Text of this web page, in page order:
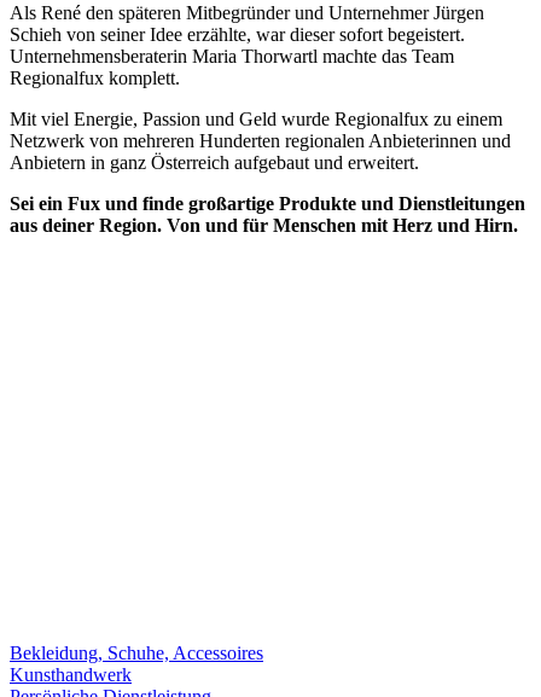
Als René den späteren Mitbegründer und Unternehmer Jürgen
Schieh von seiner Idee erzählte, war dieser sofort begeistert.
Unternehmensberaterin Maria Thorwartl machte das Team
Regionalfux komplett.
Mit viel Energie, Passion und Geld wurde Regionalfux zu einem
Netzwerk von mehreren Hunderten regionalen Anbieterinnen und
Anbietern in ganz Österreich aufgebaut und erweitert.
Sei ein Fux und finde großartige Produkte und Dienstleitungen
aus deiner Region. Von und für Menschen mit Herz und Hirn.
Bekleidung, Schuhe, Accessoires
Kunsthandwerk